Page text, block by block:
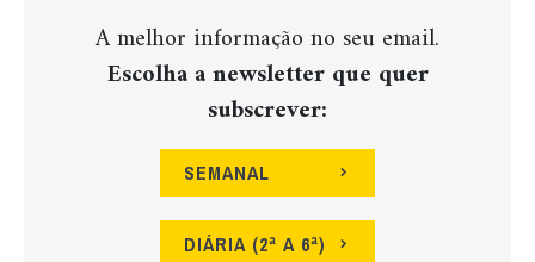
A melhor informação no seu email.
Escolha a newsletter que quer
subscrever:
SEMANAL
DIÁRIA (2ª A 6ª)